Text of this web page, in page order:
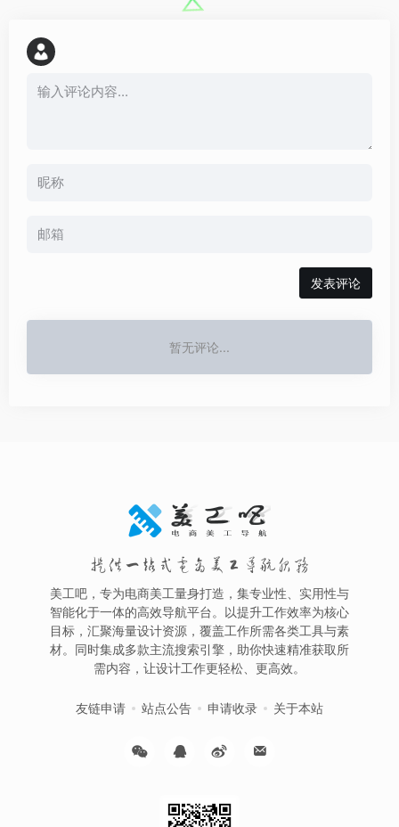
发表评论
暂无评论...
提供一站式电商美工导航服务
美工吧，专为电商美工量身打造，集专业性、实用性与
智能化于一体的高效导航平台。以提升工作效率为核心
目标，汇聚海量设计资源，覆盖工作所需各类工具与素
材。同时集成多款主流搜索引擎，助你快速精准获取所
需内容，让设计工作更轻松、更高效。
友链申请 站点公告 申请收录 关于本站